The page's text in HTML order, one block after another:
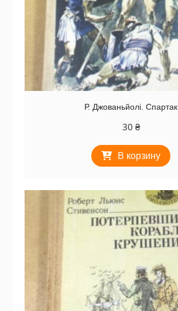
Р. Джованьйолі. Спартак
30 ₴
В корзину